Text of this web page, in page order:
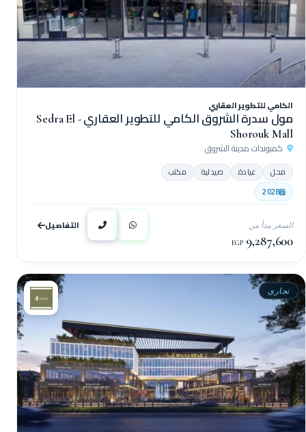
الكامي للتطوير العقاري
مول سدرة الشروق الكامي للتطوير العقاري - Sedra El
Shorouk Mall
كمبوندات مدينة الشروق
محل عيادة صيدلية
مكتب
2028
السعر يبدأ من
9,287,600
EGP
التفاصيل
تجارى